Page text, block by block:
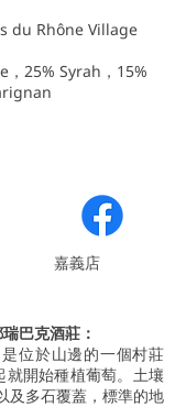
du Rhône Village
，25% Syrah，15%
嘉義店
巴克酒莊：
位於山邊的一個村莊
就開始種植葡萄。土壤
及多石覆蓋，標準的地